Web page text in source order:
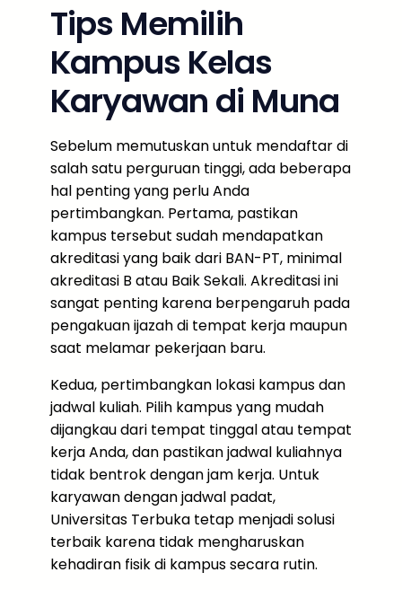
Tips Memilih
Kampus Kelas
Karyawan di Muna
Sebelum memutuskan untuk mendaftar di
salah satu perguruan tinggi, ada beberapa
hal penting yang perlu Anda
pertimbangkan. Pertama, pastikan
kampus tersebut sudah mendapatkan
akreditasi yang baik dari BAN-PT, minimal
akreditasi B atau Baik Sekali. Akreditasi ini
sangat penting karena berpengaruh pada
pengakuan ijazah di tempat kerja maupun
saat melamar pekerjaan baru.
Kedua, pertimbangkan lokasi kampus dan
jadwal kuliah. Pilih kampus yang mudah
dijangkau dari tempat tinggal atau tempat
kerja Anda, dan pastikan jadwal kuliahnya
tidak bentrok dengan jam kerja. Untuk
karyawan dengan jadwal padat,
Universitas Terbuka tetap menjadi solusi
terbaik karena tidak mengharuskan
kehadiran fisik di kampus secara rutin.